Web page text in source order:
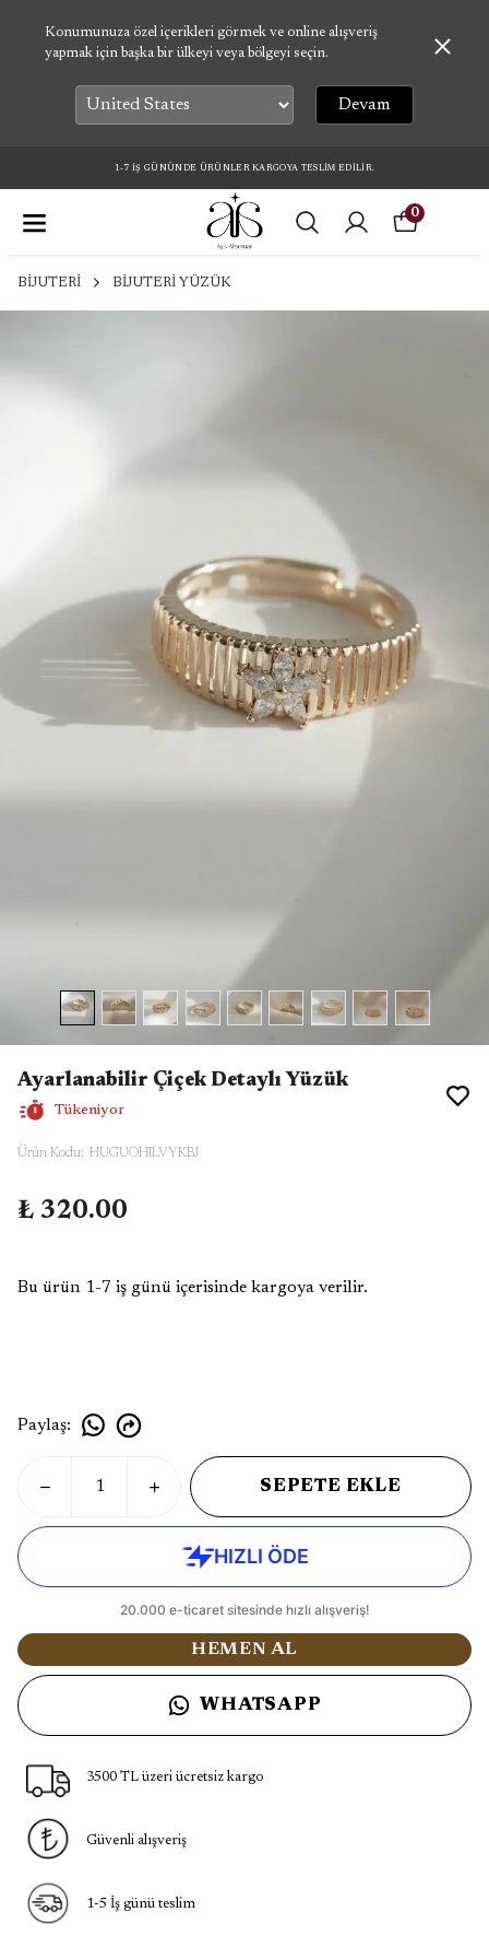
Konumunuza özel içerikleri görmek ve online alışveriş
yapmak için başka bir ülkeyi veya bölgeyi seçin.
Devam
1-7 İŞ GÜNÜNDE ÜRÜNLER KARGOYA TESLİM EDİLİR.
0
BİJUTERİ BİJUTERİ YÜZÜK
Ayarlanabilir Çiçek Detaylı Yüzük
Tükeniyor
Ürün Kodu: HUGUOHILVYKBJ
₺ 320.00
Bu ürün 1-7 iş günü içerisinde kargoya verilir.
Paylaş:
SEPETE EKLE
HEMEN AL
WHATSAPP
3500 TL üzeri ücretsiz kargo
Güvenli alışveriş
1-5 İş günü teslim